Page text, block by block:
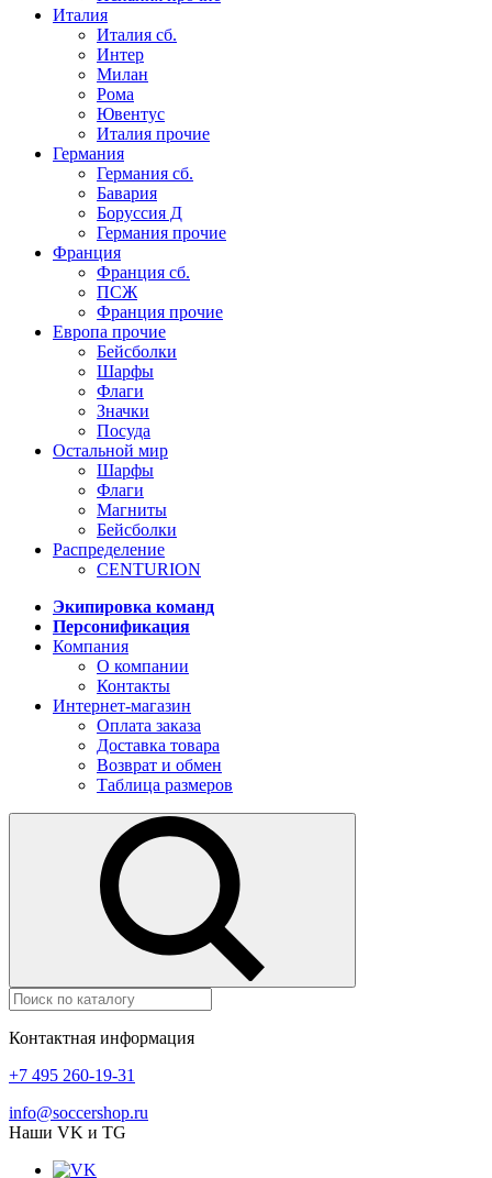
Италия
Италия сб.
Интер
Милан
Рома
Ювентус
Италия прочие
Германия
Германия сб.
Бавария
Боруссия Д
Германия прочие
Франция
Франция сб.
ПСЖ
Франция прочие
Европа прочие
Бейсболки
Шарфы
Флаги
Значки
Посуда
Остальной мир
Шарфы
Флаги
Магниты
Бейсболки
Распределение
CENTURION
Экипировка команд
Персонификация
Компания
О компании
Контакты
Интернет-магазин
Оплата заказа
Доставка товара
Возврат и обмен
Таблица размеров
Контактная информация
+7 495 260-19-31
info@soccershop.ru
Наши VK и TG